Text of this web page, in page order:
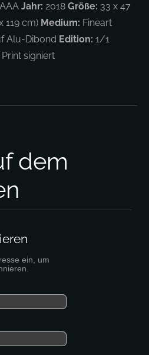
Jahr: 2018Größe: 33 x 47
119 cm) Medium: Fineart
Alu-Dibond Edition: 1/1
Print signiert
dem
ein, um